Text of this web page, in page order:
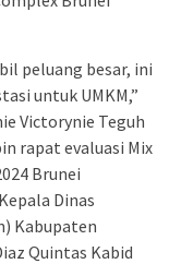
peluang besar, ini
untuk UMKM,”
Victorynie Teguh
rapat evaluasi Mix
Brunei
Dinas
Kabupaten
Quintas Kabid